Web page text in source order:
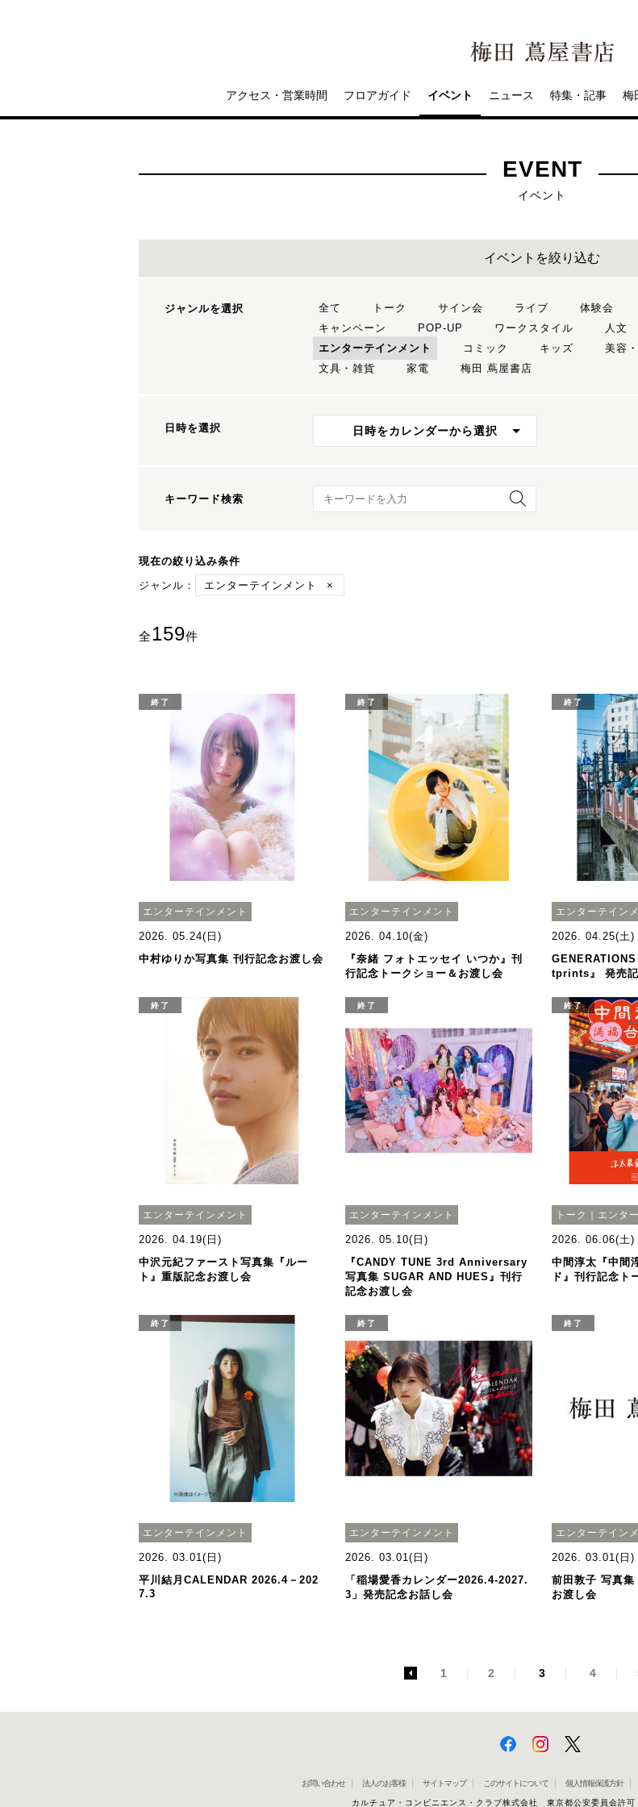
アクセス・営業時間 フロアガイド イベント ニュース 特集・記事 梅
EVENT
イベント
イベントを絞り込む
ジャンルを選択 全て トーク サイン会 ライブ 体験会
キャンペーン
POP-UP ワークスタイル 人文
エンターテインメント
コミック キッズ 美容
文具・雑貨
家電 梅田 蔦屋書店
日時を選択 日時をカレンダーから選択
キーワード検索 キーワード検索
現在の絞り込み条件
ジャンル：
エンターテインメント ×
全159件
終了
エンターテインメント
2026. 05.24(日)
中村ゆりか写真集 刊行記念お渡し会
終了
エンターテインメント
2026. 04.10(金)
『奈緒 フォトエッセイ いつか』刊
行記念トークショー＆お渡し会
終了
エンターテイン
2026. 04.25(土)
tprints』 発売
終了
エンターテインメント
2026. 04.19(日)
中沢元紀ファースト写真集『ルー
ト』重版記念お渡し会
終了
エンターテインメント
2026. 05.10(日)
『CANDY TUNE 3rd Anniversary
写真集 SUGAR AND HUES』刊行
記念お渡し会
終了
トーク｜エンタ
2026. 06.06(土)
中間淳太『中間
ド』刊行記念ト
終了
エンターテインメント
2026. 03.01(日)
平川結月CALENDAR 2026.4－202
7.3
終了
エンターテインメント
2026. 03.01(日)
「稲場愛香カレンダー2026.4-2027.
3」発売記念お話し会
終了
エンターテイン
2026. 03.01(日)
前田敦子 写真
お渡し会
1 2 3 4
お問い合わせ 法人のお客様 サイトマップ このサイトについて 個人情報保護方針
カルチュア・コンビニエンス・クラブ株式会社 東京都公安委員会